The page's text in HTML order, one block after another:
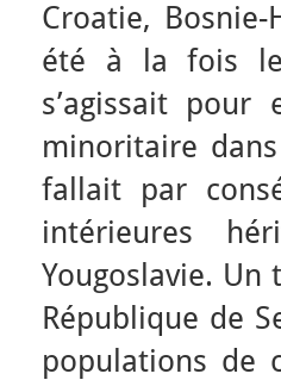
Croatie,
été à la fois
s’agissait
minoritaire
fallait par
intérieures
Yougoslavie.
République de
populations de